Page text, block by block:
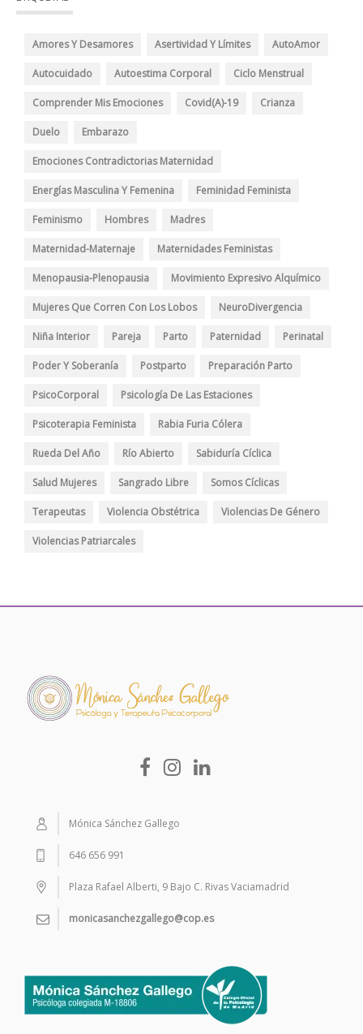
Amores Y Desamores Asertividad Y Límites AutoAmor
Autocuidado Autoestima Corporal Ciclo Menstrual
Comprender Mis Emociones Covid(A)-19 Crianza
Duelo Embarazo
Emociones Contradictorias Maternidad
Energías Masculina Y Femenina Feminidad Feminista
Feminismo Hombres Madres
Maternidad-Maternaje Maternidades Feministas
Menopausia-Plenopausia Movimiento Expresivo Alquímico
Mujeres Que Corren Con Los Lobos NeuroDivergencia
Niña Interior Pareja Parto Paternidad Perinatal
Poder Y Soberanía Postparto Preparación Parto
PsicoCorporal Psicología De Las Estaciones
Psicoterapia Feminista Rabia Furia Cólera
Rueda Del Año Río Abierto Sabiduría Cíclica
Salud Mujeres Sangrado Libre Somos Cíclicas
Terapeutas Violencia Obstétrica Violencias De Género
Violencias Patriarcales
Mónica Sánchez Gallego
646 656 991
Plaza Rafael Alberti, 9 Bajo C. Rivas Vaciamadrid
monicasanchezgallego@cop.es